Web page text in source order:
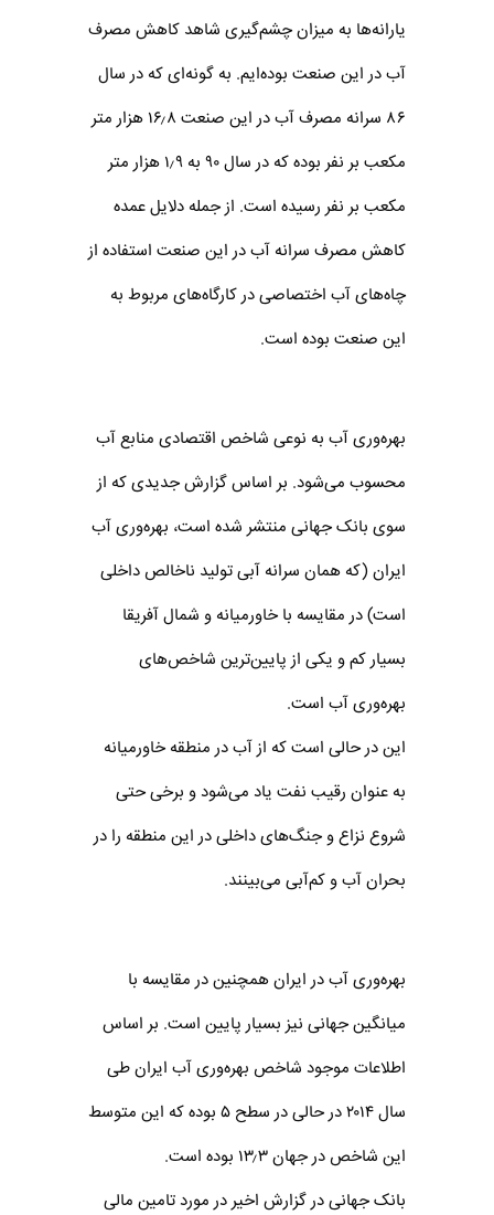
یارانه‌ها به میزان چشم‌گیری شاهد کاهش مصرف
آب در این صنعت بوده‌ایم. به گونه‌ای که در سال
۸۶ سرانه مصرف آب در این صنعت ۱۶٫۸ هزار متر
مکعب بر نفر بوده که در سال ۹۰ به ۱٫۹ هزار متر
مکعب بر نفر رسیده است. از جمله دلایل عمده
کاهش مصرف سرانه آب در این صنعت استفاده از
چاه‌های آب اختصاصی در کارگاه‌های مربوط به
این صنعت بوده است.
بهره‌وری آب به نوعی شاخص اقتصادی منابع آب
محسوب می‌شود. بر اساس گزارش جدیدی که از
سوی بانک جهانی منتشر شده است، بهره‌وری آب
ایران (که همان سرانه آبی تولید ناخالص داخلی
است) در مقایسه با خاورمیانه و شمال آفریقا
بسیار کم و یکی از پایین‌ترین شاخص‌های
بهره‌وری آب است.
این در حالی است که از آب در منطقه خاورمیانه
به عنوان رقیب نفت یاد می‌شود و برخی حتی
شروع نزاع و جنگ‌های داخلی در این منطقه را در
بحران آب و کم‌آبی می‌بینند.
بهره‌وری آب در ایران همچنین در مقایسه با
میانگین جهانی نیز بسیار پایین است. بر اساس
اطلاعات موجود شاخص بهره‌وری آب ایران طی
سال ۲۰۱۴ در حالی در سطح ۵ بوده که این متوسط
این شاخص در جهان ۱۳٫۳ بوده است.
بانک جهانی در گزارش اخیر در مورد تامین مالی